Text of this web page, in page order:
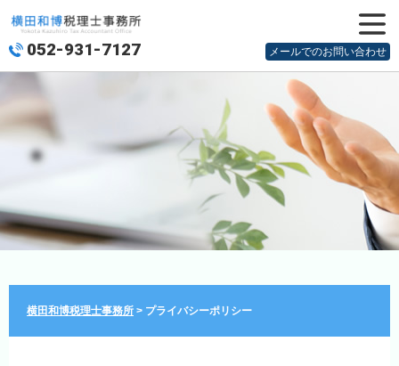
メニュ
ー
052-931-7127 メールでのお問い合わせ
横田和博税理士事務所 > プライバシーポリシー